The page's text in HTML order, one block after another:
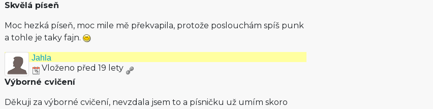
Skvělá píseň
Moc hezká píseň, moc mile mě překvapila, protože poslouchám spíš punk
a tohle je taky fajn.
Jahla
Vloženo před 19 lety
Výborné cvičení
Děkuji za výborné cvičení, nevzdala jsem to a písničku už umím skoro